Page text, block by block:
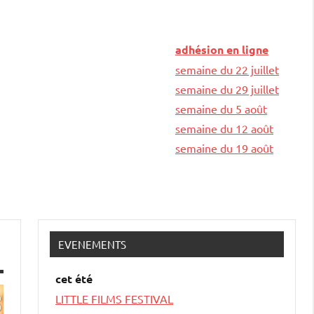
adhésion en ligne
semaine du 22 juillet
semaine du 29 juillet
semaine du 5 août
semaine du 12 août
semaine du 19 août
EVENEMENTS
cet été
LITTLE FILMS FESTIVAL